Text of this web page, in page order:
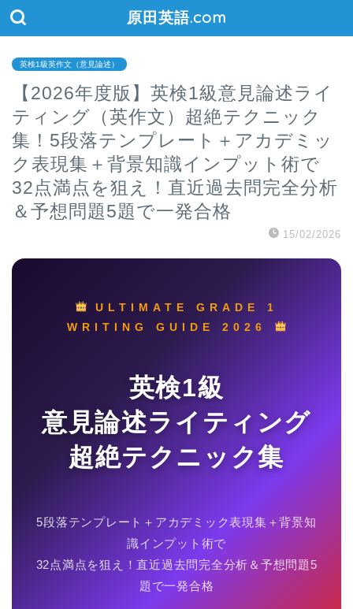
原田英語.com
英検1級英作文（意見論述）
【2026年度版】英検1級意見論述ライ
ティング（英作文）超絶テクニック
集！5段落テンプレート＋アカデミッ
ク表現集＋背景知識インプット術で
32点満点を狙え！直近過去問完全分析
＆予想問題5題で一発合格
15/02/2026
ULTIMATE GRADE 1
WRITING GUIDE 2026
英検1級
意見論述ライティング
超絶テクニック集
5段落テンプレート＋アカデミック表現集＋背景知
識インプット術で
32点満点を狙え！直近過去問完全分析＆予想問題5
題で一発合格